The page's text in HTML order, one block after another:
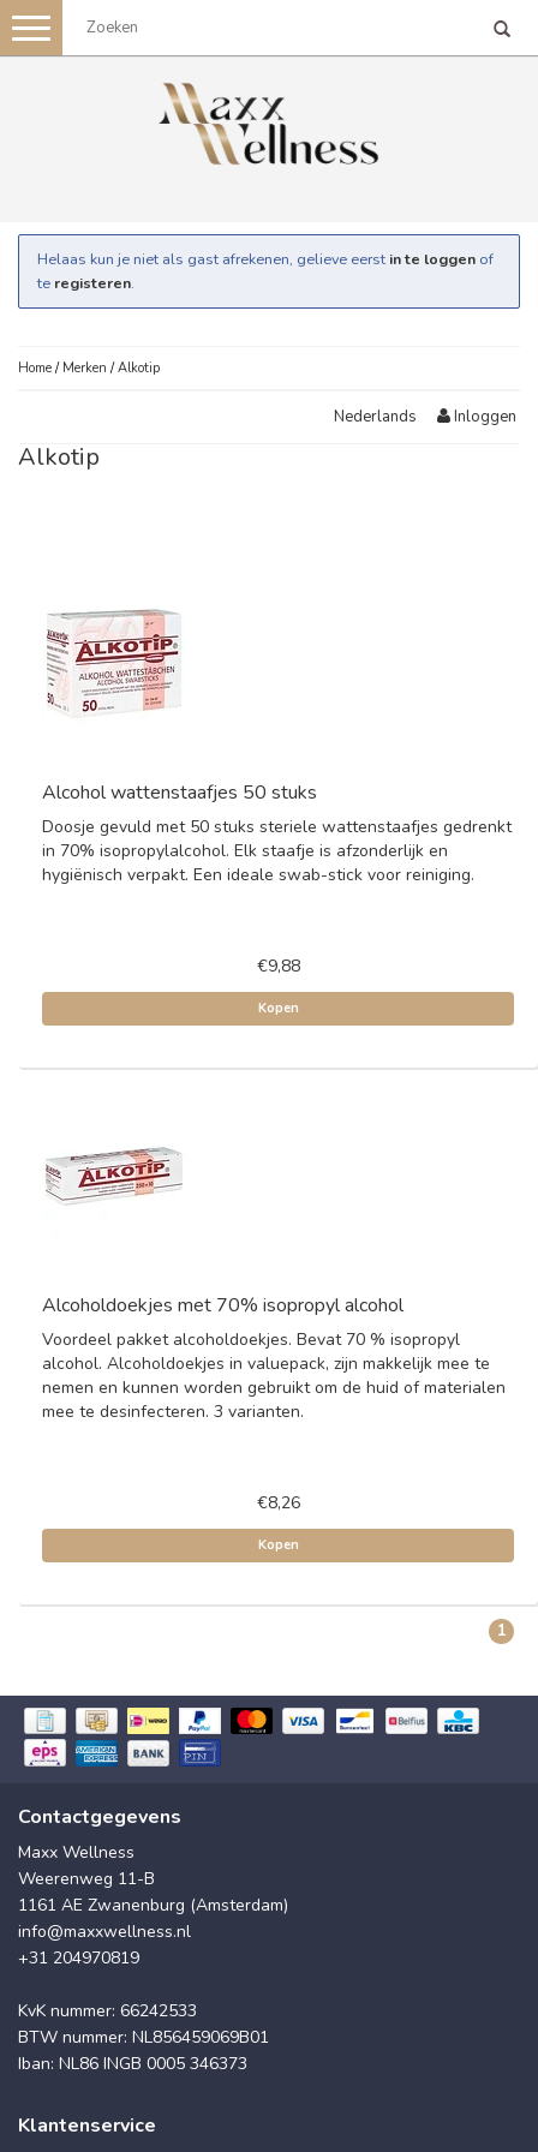
Toggle
navigation
Helaas kun je niet als gast afrekenen, gelieve eerst in te loggen of
te registeren.
Home / Merken /Alkotip
Nederlands Inloggen
Alkotip
Alcohol wattenstaafjes 50 stuks
Doosje gevuld met 50 stuks steriele wattenstaafjes gedrenkt
in 70% isopropylalcohol. Elk staafje is afzonderlijk en
hygiënisch verpakt. Een ideale swab-stick voor reiniging.
€9,88
Kopen
Alcoholdoekjes met 70% isopropyl alcohol
Voordeel pakket alcoholdoekjes. Bevat 70 % isopropyl
alcohol. Alcoholdoekjes in valuepack, zijn makkelijk mee te
nemen en kunnen worden gebruikt om de huid of materialen
mee te desinfecteren. 3 varianten.
€8,26
Kopen
1
Contactgegevens
Maxx Wellness
Weerenweg 11-B
1161 AE Zwanenburg (Amsterdam)
info@maxxwellness.nl
+31 204970819
KvK nummer: 66242533
BTW nummer: NL856459069B01
Iban: NL86 INGB 0005 346373
Klantenservice